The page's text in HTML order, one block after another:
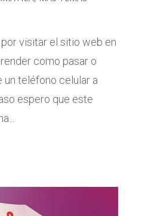
visitar el sitio web en
como pasar o
teléfono celular a
espero que este